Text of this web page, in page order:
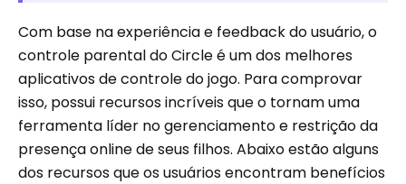
Com base na experiência e feedback do usuário, o
controle parental do Circle é um dos melhores
aplicativos de controle do jogo. Para comprovar
isso, possui recursos incríveis que o tornam uma
ferramenta líder no gerenciamento e restrição da
presença online de seus filhos. Abaixo estão alguns
dos recursos que os usuários encontram benefícios